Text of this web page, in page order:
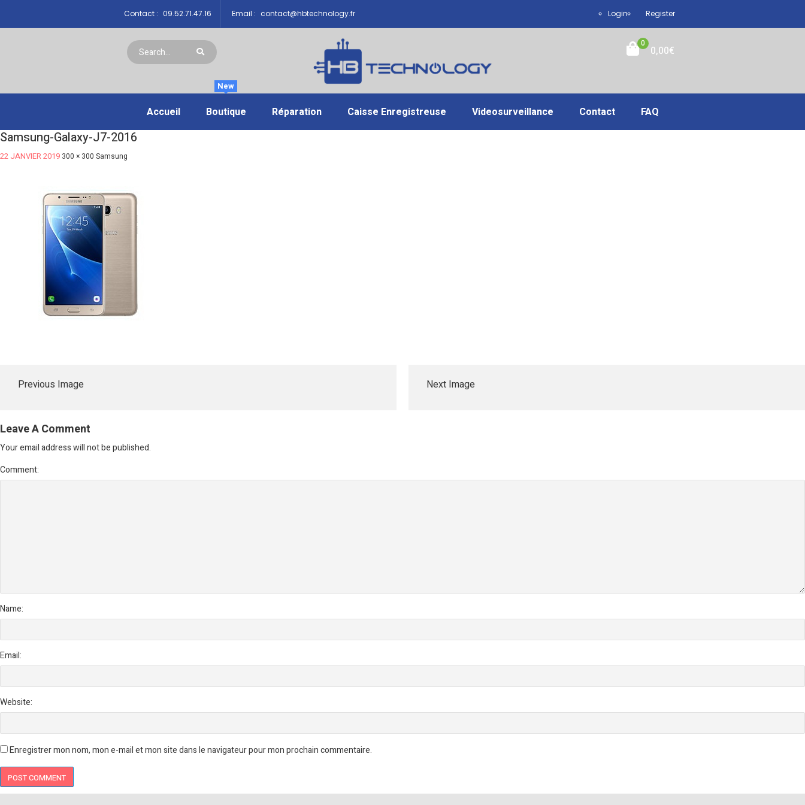
Contact : 09.52.71.47.16 Email : contact@hbtechnology.fr Login Register
0
0,00€
Accueil Boutique
New
Réparation Caisse Enregistreuse Videosurveillance Contact FAQ
Samsung-Galaxy-J7-2016
22 JANVIER 2019 300 × 300 Samsung
Previous Image Next Image
Leave A Comment
Your email address will not be published.
Comment:
Name:
Email:
Website:
Enregistrer mon nom, mon e-mail et mon site dans le navigateur pour mon prochain commentaire.